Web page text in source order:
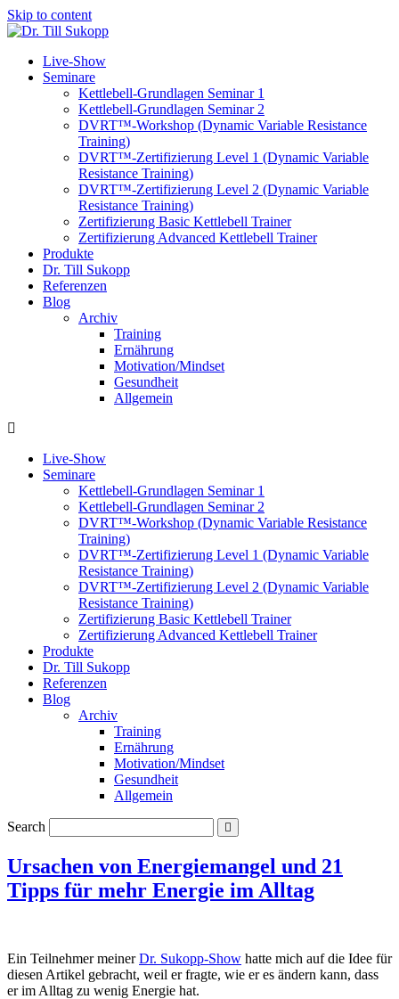
Skip to content
Live-Show
Seminare
Kettlebell-Grundlagen Seminar 1
Kettlebell-Grundlagen Seminar 2
DVRT™-Workshop (Dynamic Variable Resistance
Training)
DVRT™-Zertifizierung Level 1 (Dynamic Variable
Resistance Training)
DVRT™-Zertifizierung Level 2 (Dynamic Variable
Resistance Training)
Zertifizierung Basic Kettlebell Trainer
Zertifizierung Advanced Kettlebell Trainer
Produkte
Dr. Till Sukopp
Referenzen
Blog
Archiv
Training
Ernährung
Motivation/Mindset
Gesundheit
Allgemein
Live-Show
Seminare
Kettlebell-Grundlagen Seminar 1
Kettlebell-Grundlagen Seminar 2
DVRT™-Workshop (Dynamic Variable Resistance
Training)
DVRT™-Zertifizierung Level 1 (Dynamic Variable
Resistance Training)
DVRT™-Zertifizierung Level 2 (Dynamic Variable
Resistance Training)
Zertifizierung Basic Kettlebell Trainer
Zertifizierung Advanced Kettlebell Trainer
Produkte
Dr. Till Sukopp
Referenzen
Blog
Archiv
Training
Ernährung
Motivation/Mindset
Gesundheit
Allgemein
Search
Ursachen von Energiemangel und 21
Tipps für mehr Energie im Alltag
Ein Teilnehmer meinerDr. Sukopp-Show hatte mich auf die Idee für
diesen Artikel gebracht, weil er fragte, wie er es ändern kann, dass
er im Alltag zu wenig Energie hat.